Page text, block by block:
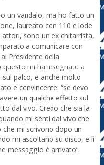
un vandalo, ma ho fatto un
laureato con 110 e lode
sono un ex chitarrista,
a comunicare con
Presidente della
mi ha insegnato a
sul palco, e anche molto
e convincente: “se devo
un qualche effetto sul
dal vivo. Credo che sia la
mi senti dal vivo che
che mi scrivono dopo un
mi ascoltano su disco, e lì
messaggio è arrivato”.